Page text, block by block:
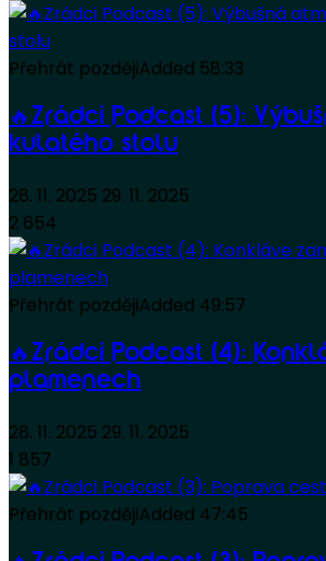
Přehrát pozdějiAdded 58:33
🔥Zrádci Podcast (5):
kulatého stolu
28. 11. 2025 29. 11. 2025
2 654
Přehrát pozdějiAdded 49:57
🔥Zrádci Podcast (4):
plamenech
28. 11. 2025 29. 11. 2025
1 857
Přehrát pozdějiAdded 47:45